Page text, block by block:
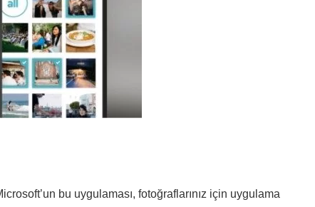
bu uygulaması, fotoğraflarınız için uygulama